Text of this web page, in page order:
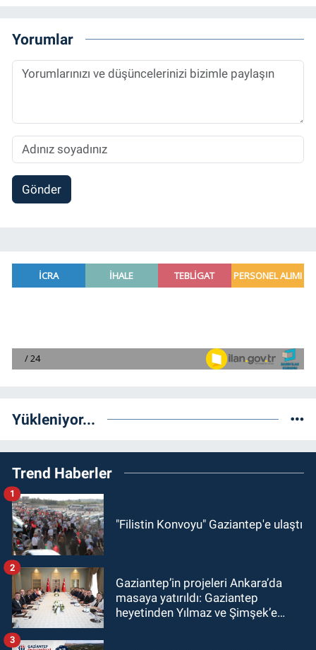
Spor, Sağlık ve Ekonomi Editörü olarak
sürdürmektedir.
Yorumlar
Gönder
Yükleniyor...
Trend Haberler
"Filistin Konvoyu" Gaziantep'e ulaştı
1
Gaziantep’in projeleri Ankara’da
masaya yatırıldı: Gaziantep
heyetinden Yılmaz ve Şimşek’e
2
3